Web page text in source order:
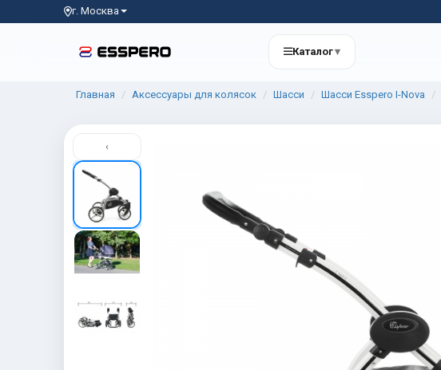
г. Москва
Каталог▾
Главная Аксессуары для колясок Шасси Шасси Esspero I-Nova
‹